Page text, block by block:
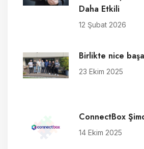
Daha Etkili
12 Şubat 2026
Birlikte nice
23 Ekim 2025
ConnectBox
14 Ekim 2025